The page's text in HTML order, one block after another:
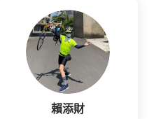
賴添財